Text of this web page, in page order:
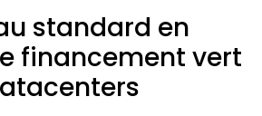
standard en
financement vert